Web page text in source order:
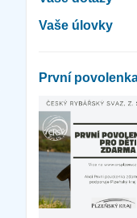
Vaše úlovky
První